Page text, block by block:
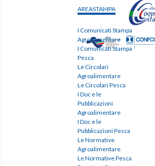
AREASTAMPA
I Comunicati Stampa
Agroalimentare
I Comunicati Stampa
Pesca
Le Circolari
Agroalimentare
Le Circolari Pesca
I Doc e le
Pubblicazioni
Agroalimentare
I Doc e le
Pubblicazioni Pesca
Le Normative
Agroalimentare
Le Normative Pesca